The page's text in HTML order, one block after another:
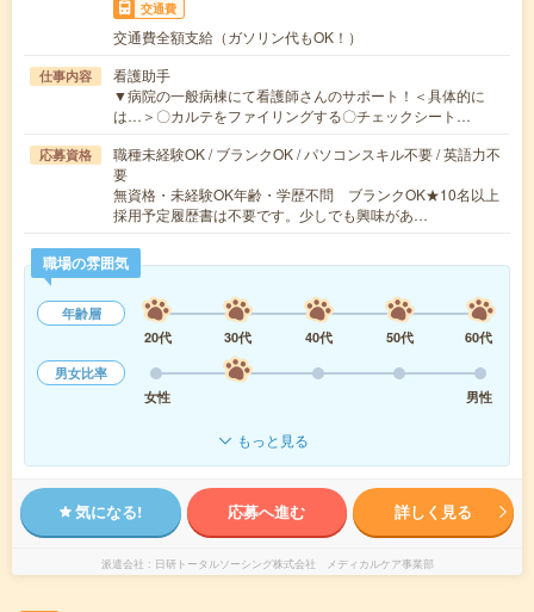
交通費
交通費全額支給（ガソリン代もOK！）
仕事内容
看護助手
▼病院の一般病棟にて看護師さんのサポート！＜具体的に
は…＞〇カルテをファイリングする〇チェックシート…
応募資格
職種未経験OK / ブランクOK / パソコンスキル不要 / 英語力不
要
無資格・未経験OK年齢・学歴不問 ブランクOK★10名以上
採用予定履歴書は不要です。少しでも興味があ…
職場の雰囲気
年齢層
20代
30代 40代 50代
60代
男女比率
女性
男性
もっと見る
気になる! 応募へ進む 詳しく見る
派遣会社 日研トータルソーシング株式会社 メディカルケア事業部